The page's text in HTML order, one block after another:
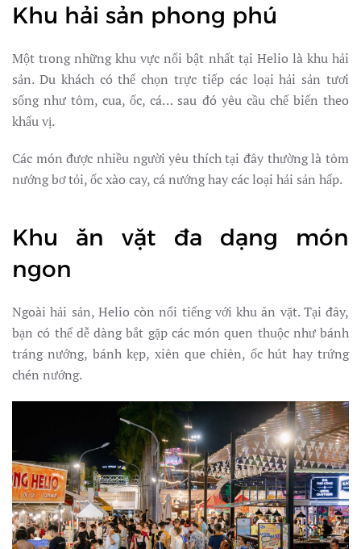
Khu hải sản phong phú
Một trong những khu vực nổi bật nhất tại Helio là khu hải
sản. Du khách có thể chọn trực tiếp các loại hải sản tươi
sống như tôm, cua, ốc, cá… sau đó yêu cầu chế biến theo
khẩu vị.
Các món được nhiều người yêu thích tại đây thường là tôm
nướng bơ tỏi, ốc xào cay, cá nướng hay các loại hải sản hấp.
Khu ăn vặt đa dạng món
ngon
Ngoài hải sản, Helio còn nổi tiếng với khu ăn vặt. Tại đây,
bạn có thể dễ dàng bắt gặp các món quen thuộc như bánh
tráng nướng, bánh kẹp, xiên que chiên, ốc hút hay trứng
chén nướng.